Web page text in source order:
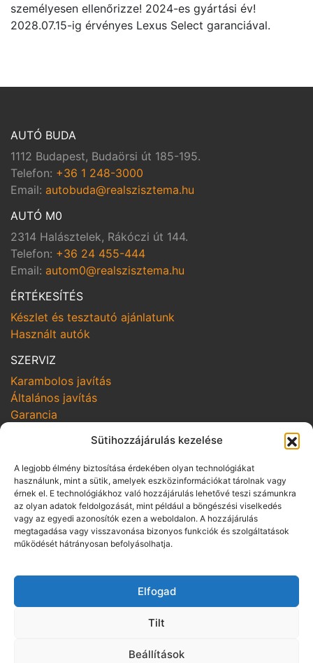
Sütihozzájárulás kezelése
A legjobb élmény biztosítása érdekében olyan technológiákat
használunk, mint a sütik, amelyek eszközinformációkat tárolnak vagy
érnek el. E technológiákhoz való hozzájárulás lehetővé teszi számunkra
az olyan adatok feldolgozását, mint például a böngészési viselkedés
vagy az egyedi azonosítók ezen a weboldalon. A hozzájárulás
megtagadása vagy visszavonása bizonyos funkciók és szolgáltatások
működését hátrányosan befolyásolhatja.
Elfogad
Tilt
Beállítások
személyesen ellenőrizze! 2024-es gyártási év!
2028.07.15-ig érvényes Lexus Select garanciával.
AUTÓ BUDA
1112 Budapest, Budaörsi út 185-195.
Telefon: +36 1 248-3000
Email: autobuda@realszisztema.hu
AUTÓ M0
2314 Halásztelek, Rákóczi út 144.
Telefon: +36 24 455-444
Email: autom0@realszisztema.hu
ÉRTÉKESÍTÉS
Készlet és tesztautó ajánlatunk
Használt autók
SZERVIZ
Karambolos javítás
Általános javítás
Garancia
SZOLGÁLTATÁSOK
Online szerviz bejelentkezés
Szerviz kampányok
Hozom-viszem
SZABÁLYZATOK
Adatvédelmi irányelvek
Üzletszabályzat pénzügyi szolgáltatás
Panaszkezelési szabályzat